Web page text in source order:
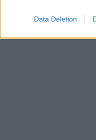
Data Deletion